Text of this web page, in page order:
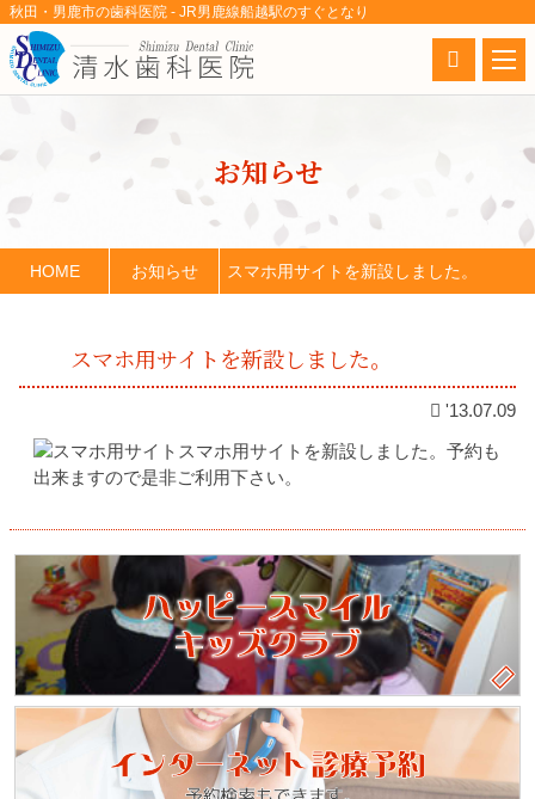
秋田・男鹿市の歯科医院 - JR男鹿線船越駅のすぐとなり
お知らせ
HOME お知らせ スマホ用サイトを新設しました。
スマホ用サイトを新設しました。
'13.07.09
スマホ用サイトを新設しました。予約も
出来ますので是非ご利用下さい。